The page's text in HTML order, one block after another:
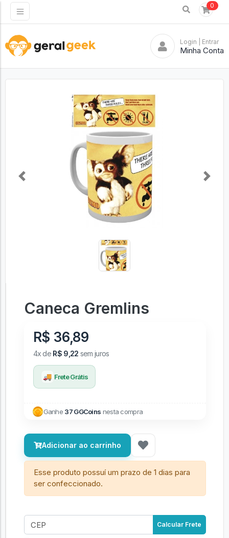
0
Login | Entrar
Minha Conta
Previous Next
Caneca Gremlins
R$ 36,89
4x de R$ 9,22 sem juros
🚚 Frete Grátis
Ganhe 37 GGCoins nesta compra
Adicionar ao carrinho
Esse produto possuí um prazo de 1 dias para
ser confeccionado.
Calcular Frete